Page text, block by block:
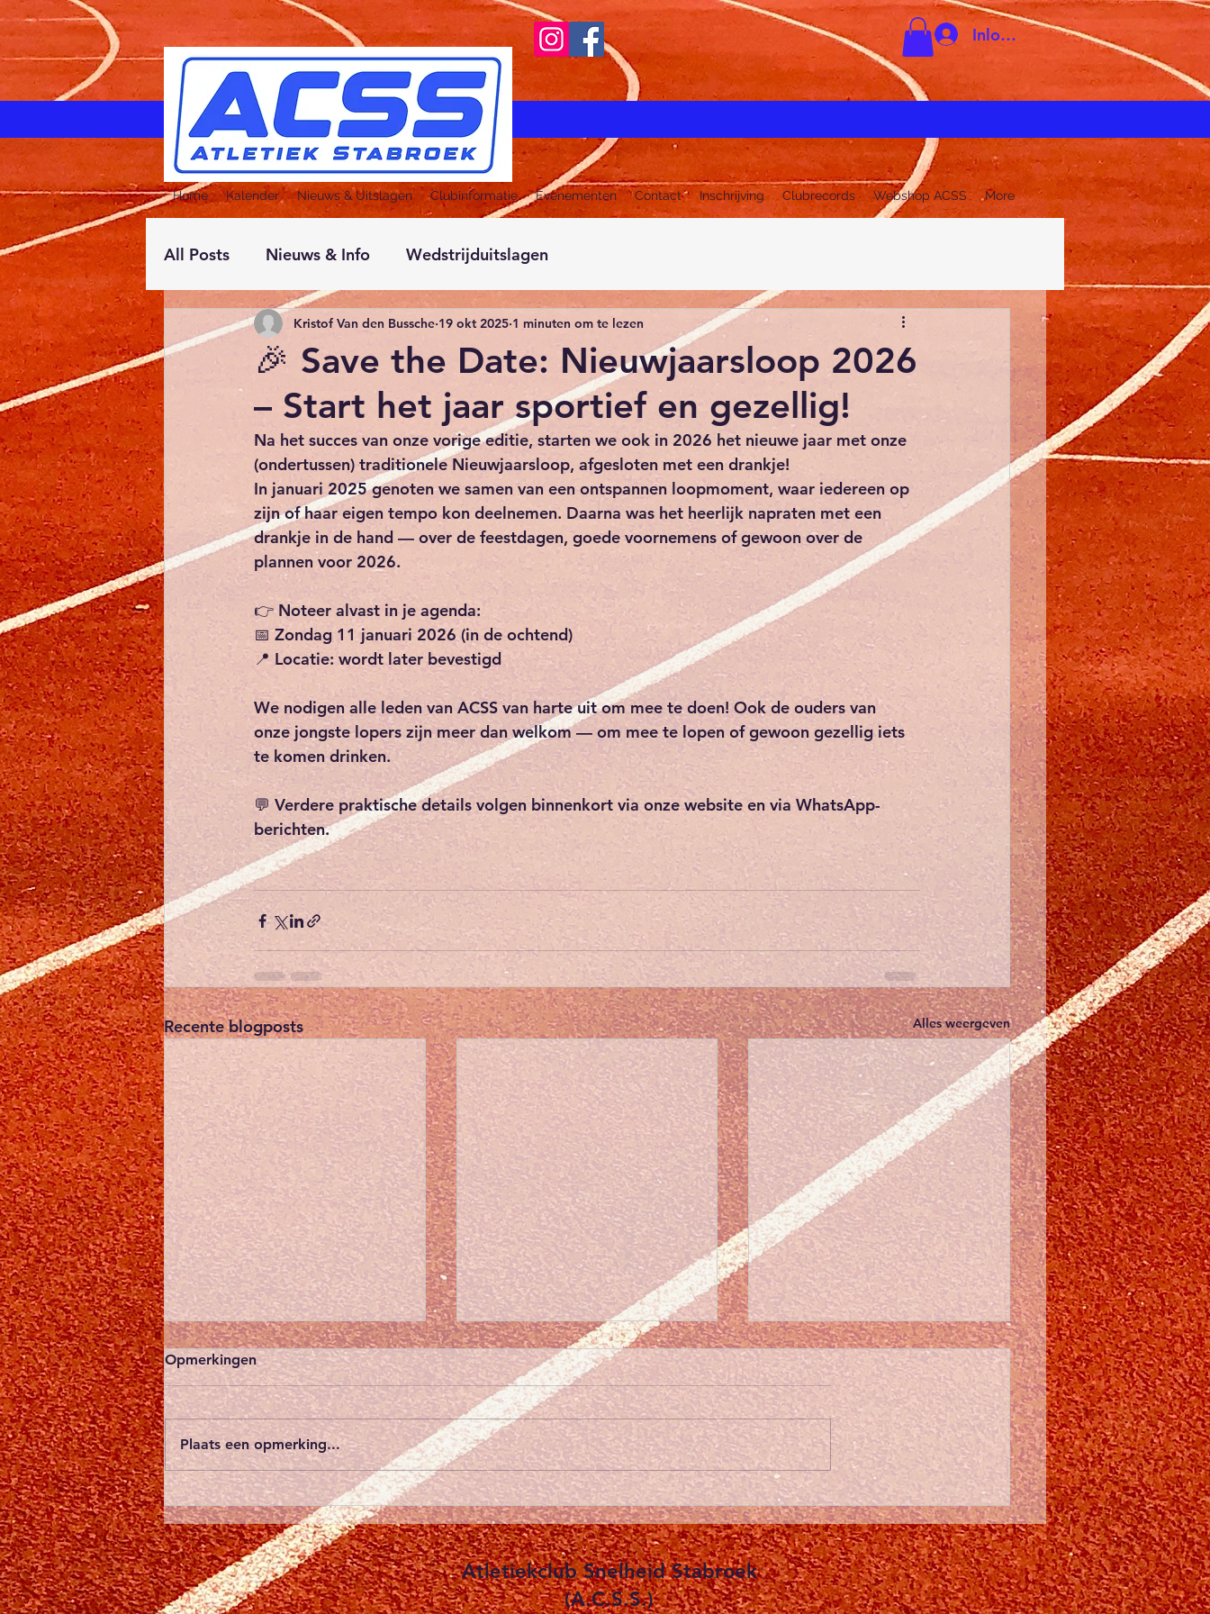
Inloggen
Home Kalender Nieuws & Uitslagen Clubinformatie Evenementen Contact Inschrijving Clubrecords Webshop ACSS More
All Posts Nieuws & Info Wedstrijduitslagen
🎉 Save the Date: Nieuwjaarsloop 2026
– Start het jaar sportief en gezellig!
Kristof Van den Bussche 19 okt 2025 1 minuten om te lezen
Na het succes van onze vorige editie, starten we ook in 2026 het nieuwe jaar met onze
(ondertussen) traditionele Nieuwjaarsloop, afgesloten met een drankje!
In januari 2025 genoten we samen van een ontspannen loopmoment, waar iedereen op
zijn of haar eigen tempo kon deelnemen. Daarna was het heerlijk napraten met een
drankje in de hand — over de feestdagen, goede voornemens of gewoon over de
plannen voor 2026.
👉 Noteer alvast in je agenda:
📅 Zondag 11 januari 2026 (in de ochtend)
📍 Locatie: wordt later bevestigd
We nodigen alle leden van ACSS van harte uit om mee te doen! Ook de ouders van
onze jongste lopers zijn meer dan welkom — om mee te lopen of gewoon gezellig iets
te komen drinken.
💬 Verdere praktische details volgen binnenkort via onze website en via WhatsApp-
berichten.
Recente blogposts Alles weergeven
Afgelasting pistemeeting
ZWAT van 27/06/2026
Omdat volgens de
weersvoorspellingen van het
KMI aangaande a.s. zaterdag,
nog steeds code oranje zal
worden aangekondigd, is er na
enig overleg met de
clubverantwoordelijken van
ZWAT, beslist dat de p
☀️ Jeugdtrainingen deze
week afgelast wegens hitte
Succesvolle en
Zonovergoten Pistemeeting
bij ACSS: Wat een Topdag!
Wat een fantastische dag
hebben we achter de rug!
Vandaag stroomde de
atletiekpiste vol voor onze
eigen pistemeeting. De
opkomst was werkelijk
prachtig. Het was ontzettend
leuk om te zien dat onze eig
Opmerkingen
Plaats een opmerking...
Atletiekclub Snelheid Stabroek
(A.C.S.S.)